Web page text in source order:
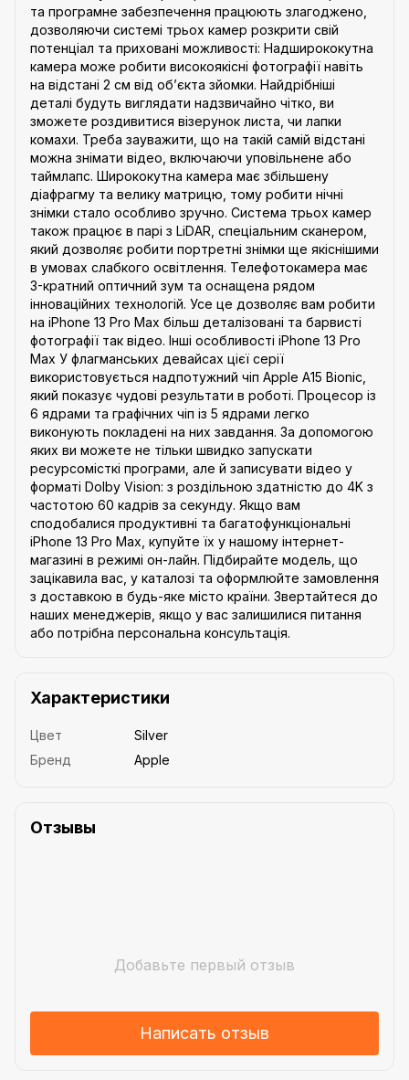
та програмне забезпечення працюють злагоджено,
дозволяючи системі трьох камер розкрити свій
потенціал та приховані можливості: Надширококутна
камера може робити високоякісні фотографії навіть
на відстані 2 см від об’єкта зйомки. Найдрібніші
деталі будуть виглядати надзвичайно чітко, ви
зможете роздивитися візерунок листа, чи лапки
комахи. Треба зауважити, що на такій самій відстані
можна знімати відео, включаючи уповільнене або
таймлапс. Ширококутна камера має збільшену
діафрагму та велику матрицю, тому робити нічні
знімки стало особливо зручно. Система трьох камер
також працює в парі з LiDAR, спеціальним сканером,
який дозволяє робити портретні знімки ще якіснішими
в умовах слабкого освітлення. Телефотокамера має
3-кратний оптичний зум та оснащена рядом
інноваційних технологій. Усе це дозволяє вам робити
на iPhone 13 Pro Max більш деталізовані та барвисті
фотографії так відео. Інші особливості iPhone 13 Pro
Max У флагманських девайсах цієї серії
використовується надпотужний чіп Apple A15 Bionic,
який показує чудові результати в роботі. Процесор із
6 ядрами та графічних чіп із 5 ядрами легко
виконують покладені на них завдання. За допомогою
яких ви можете не тільки швидко запускати
ресурсомісткі програми, але й записувати відео у
форматі Dolby Vision: з роздільною здатністю до 4K з
частотою 60 кадрів за секунду. Якщо вам
сподобалися продуктивні та багатофункціональні
iPhone 13 Pro Max, купуйте їх у нашому інтернет-
магазині в режимі он-лайн. Підбирайте модель, що
зацікавила вас, у каталозі та оформлюйте замовлення
з доставкою в будь-яке місто країни. Звертайтеся до
наших менеджерів, якщо у вас залишилися питання
або потрібна персональна консультація.
Характеристики
Цвет
Silver
Бренд
Apple
Отзывы
Добавьте первый отзыв
Написать отзыв